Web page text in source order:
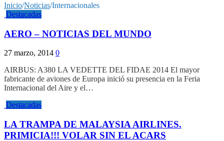
Inicio/Noticias/Internacionales
Destacadas
AERO – NOTICIAS DEL MUNDO
27 marzo, 2014 0
AIRBUS: A380 LA VEDETTE DEL FIDAE 2014 El mayor
fabricante de aviones de Europa inició su presencia en la Feria
Internacional del Aire y el…
Destacadas
LA TRAMPA DE MALAYSIA AIRLINES.
PRIMICIA!!! VOLAR SIN EL ACARS